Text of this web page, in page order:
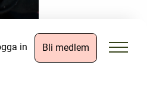
in Bli medlem